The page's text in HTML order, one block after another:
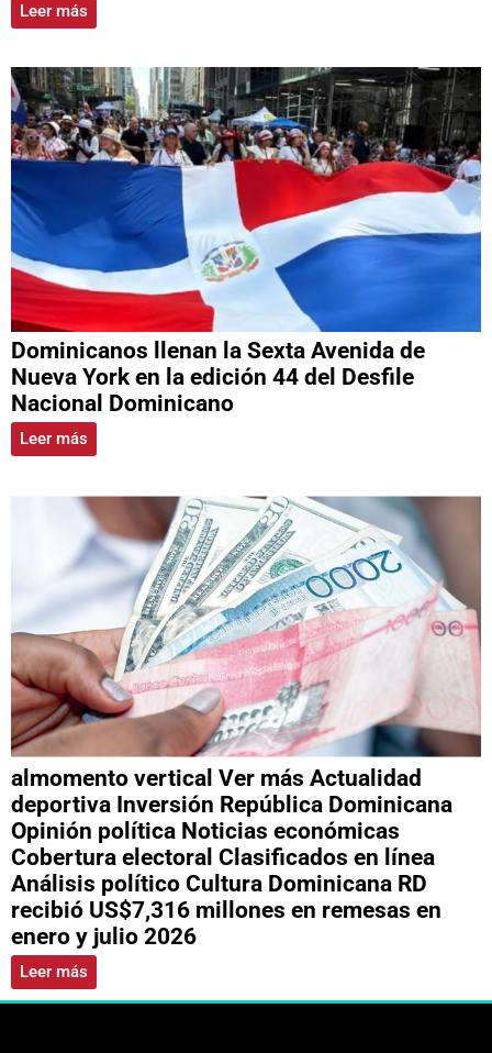
Leer más
Dominicanos llenan la Sexta Avenida de
Nueva York en la edición 44 del Desfile
Nacional Dominicano
Leer más
almomento vertical Ver más Actualidad
deportiva Inversión República Dominicana
Opinión política Noticias económicas
Cobertura electoral Clasificados en línea
Análisis político Cultura Dominicana RD
recibió US$7,316 millones en remesas en
enero y julio 2026
Leer más